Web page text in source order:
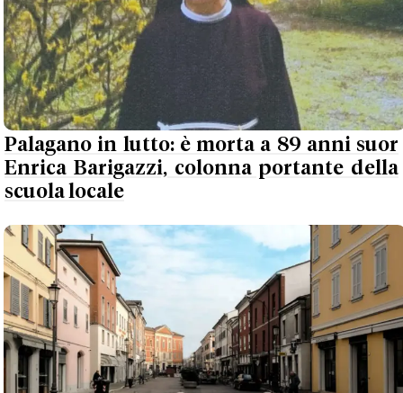
Palagano in lutto: è morta a 89 anni suor
Enrica Barigazzi, colonna portante della
scuola locale